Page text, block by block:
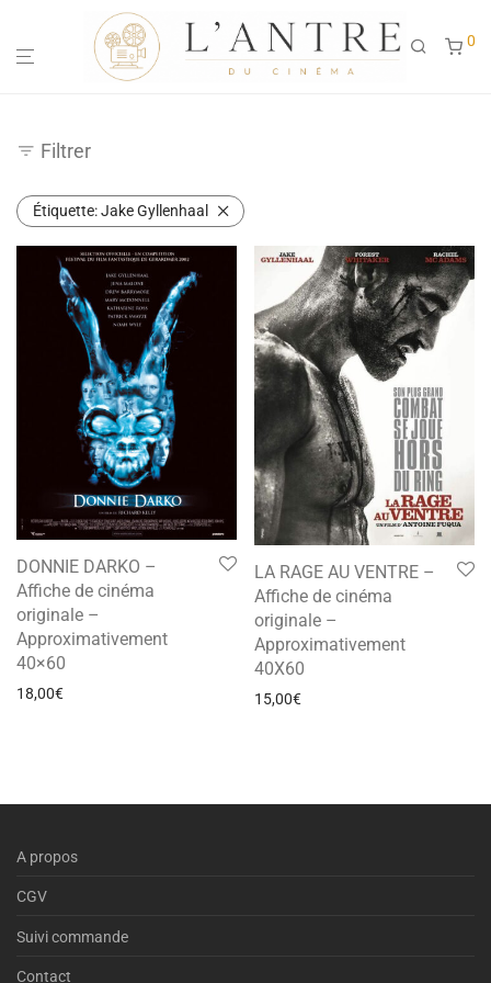
0
Filtrer
Étiquette:Jake Gyllenhaal
DONNIE DARKO –
Affiche de cinéma
originale –
Approximativement
40×60
18,00€
LA RAGE AU VENTRE –
Affiche de cinéma
originale –
Approximativement
40X60
15,00€
A propos
CGV
Suivi commande
Contact